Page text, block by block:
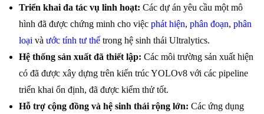
Triển khai đa tác vụ linh hoạt: Các dự án yêu cầu một mô
hình đã được chứng minh cho việc phát hiện, phân đoạn, phân
loại và ước tính tư thế trong hệ sinh thái Ultralytics.
Hệ thống sản xuất đã thiết lập: Các môi trường sản xuất hiện
có đã được xây dựng trên kiến trúc YOLOv8 với các pipeline
triển khai ổn định, đã được kiểm thử tốt.
Hỗ trợ cộng đồng và hệ sinh thái rộng lớn: Các ứng dụng